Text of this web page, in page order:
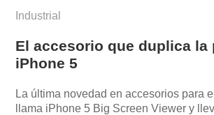
Industrial
El accesorio que duplica la
iPhone 5
La última novedad en accesorios para
llama iPhone 5 Big Screen Viewer y